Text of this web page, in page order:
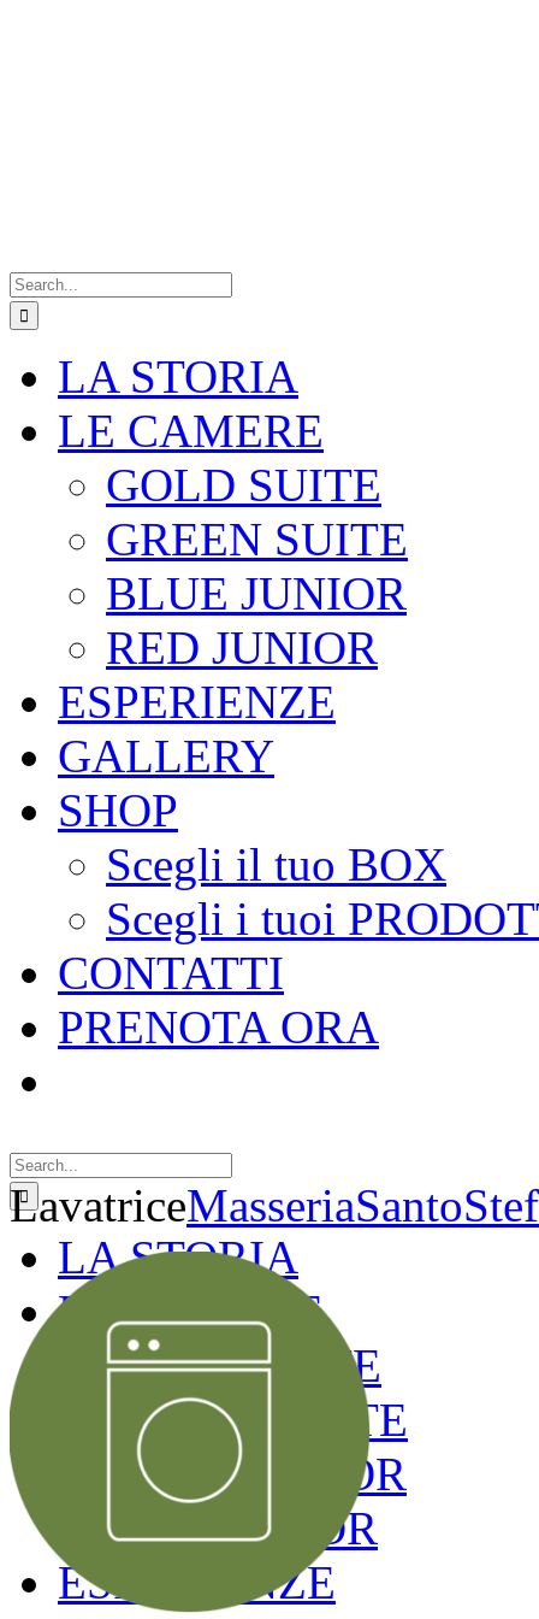
for:
LA STORIA
LE CAMERE
GOLD SUITE
GREEN SUITE
BLUE JUNIOR
RED JUNIOR
ESPERIENZE
GALLERY
SHOP
Scegli il tuo BOX
Scegli i tuoi
CONTATTI
PRENOTA ORA
for:
LA STORIA
LE CAMERE
GOLD SUITE
GREEN SUITE
BLUE JUNIOR
RED JUNIOR
ESPERIENZE
Lavatrice